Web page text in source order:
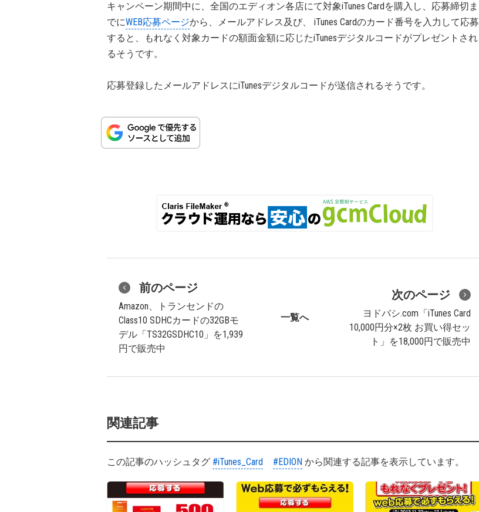
キャンペーン期間中に、全国のエディオン各店にて対象iTunes Cardを購入し、応募締切ま
でにWEB応募ページから、メールアドレス及び、 iTunes Cardのカード番号を入力して応募
すると、もれなく対象カードの額面金額に応じたiTunesデジタルコードがプレゼントされ
るそうです。
応募登録したメールアドレスにiTunesデジタルコードが送信されるそうです。
前のページ
Amazon、トランセンドの
Class10 SDHCカードの32GBモ
デル「TS32GSDHC10」を1,939
円で販売中
一覧へ
次のページ
ヨドバシ.com「iTunes Card
10,000円分×2枚 お買い得セッ
ト」を18,000円で販売中
関連記事
この記事のハッシュタグ #iTunes_Card #EDION から関連する記事を表示しています。